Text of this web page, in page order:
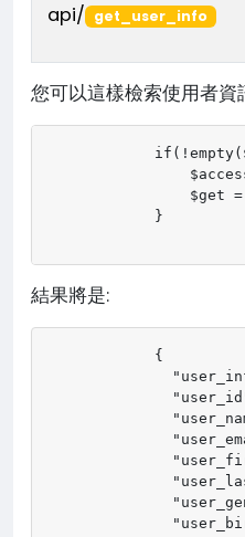
api/ get_user_info
您可以這樣檢索使用者資
$get
            }
結果將是:
            {